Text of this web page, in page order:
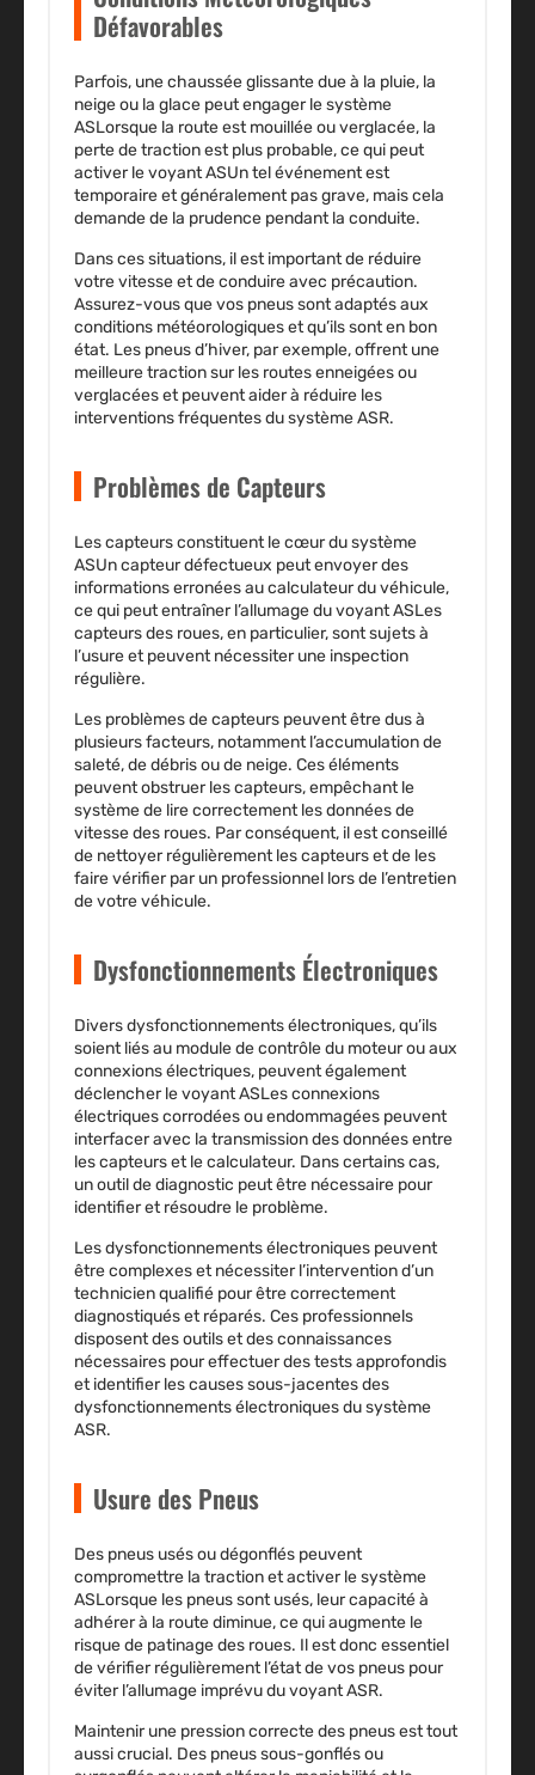
Défavorables
Parfois, une chaussée glissante due à la pluie, la
neige ou la glace peut engager le système
ASLorsque la route est mouillée ou verglacée, la
perte de traction est plus probable, ce qui peut
activer le voyant ASUn tel événement est
temporaire et généralement pas grave, mais cela
demande de la prudence pendant la conduite.
Dans ces situations, il est important de réduire
votre vitesse et de conduire avec précaution.
Assurez-vous que vos pneus sont adaptés aux
conditions météorologiques et qu’ils sont en bon
état. Les pneus d’hiver, par exemple, offrent une
meilleure traction sur les routes enneigées ou
verglacées et peuvent aider à réduire les
interventions fréquentes du système ASR.
Problèmes de Capteurs
Les capteurs constituent le cœur du système
ASUn capteur défectueux peut envoyer des
informations erronées au calculateur du véhicule,
ce qui peut entraîner l’allumage du voyant ASLes
capteurs des roues, en particulier, sont sujets à
l’usure et peuvent nécessiter une inspection
régulière.
Les problèmes de capteurs peuvent être dus à
plusieurs facteurs, notamment l’accumulation de
saleté, de débris ou de neige. Ces éléments
peuvent obstruer les capteurs, empêchant le
système de lire correctement les données de
vitesse des roues. Par conséquent, il est conseillé
de nettoyer régulièrement les capteurs et de les
faire vérifier par un professionnel lors de l’entretien
de votre véhicule.
Dysfonctionnements Électroniques
Divers dysfonctionnements électroniques, qu’ils
soient liés au module de contrôle du moteur ou aux
connexions électriques, peuvent également
déclencher le voyant ASLes connexions
électriques corrodées ou endommagées peuvent
interfacer avec la transmission des données entre
les capteurs et le calculateur. Dans certains cas,
un outil de diagnostic peut être nécessaire pour
identifier et résoudre le problème.
Les dysfonctionnements électroniques peuvent
être complexes et nécessiter l’intervention d’un
technicien qualifié pour être correctement
diagnostiqués et réparés. Ces professionnels
disposent des outils et des connaissances
nécessaires pour effectuer des tests approfondis
et identifier les causes sous-jacentes des
dysfonctionnements électroniques du système
ASR.
Usure des Pneus
Des pneus usés ou dégonflés peuvent
compromettre la traction et activer le système
ASLorsque les pneus sont usés, leur capacité à
adhérer à la route diminue, ce qui augmente le
risque de patinage des roues. Il est donc essentiel
de vérifier régulièrement l’état de vos pneus pour
éviter l’allumage imprévu du voyant ASR.
Maintenir une pression correcte des pneus est tout
aussi crucial. Des pneus sous-gonflés ou